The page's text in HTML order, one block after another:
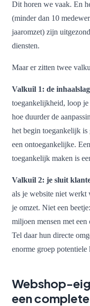
Dit horen we vaak. En
(minder dan 10
jaaromzet) zijn
diensten.
Maar er zitten twee
Valkuil 1: de
toegankelijkheid, loop je
hoe duurder de
het begin toegankelijk
een ontoegankelijke.
toegankelijk maken is
Valkuil 2: je sluit
als je website niet werkt
je omzet. Niet een
miljoen mensen met
Tel daar hun directe
enorme groep potentiele
Webshop-
een